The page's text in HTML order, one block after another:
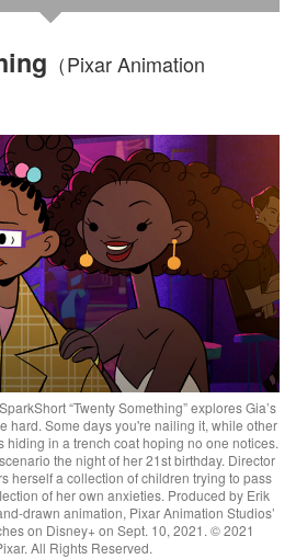
（Pixar Animation
“Twenty Something” explores Gia’s
hard. Some days you're nailing it, while other
hiding in a trench coat hoping no one notices.
the night of her 21st birthday. Director
herself a collection of children trying to pass
of her own anxieties. Produced by Erik
drawn animation, Pixar Animation Studios’
on Disney+ on Sept. 10, 2021. © 2021
All Rights Reserved.